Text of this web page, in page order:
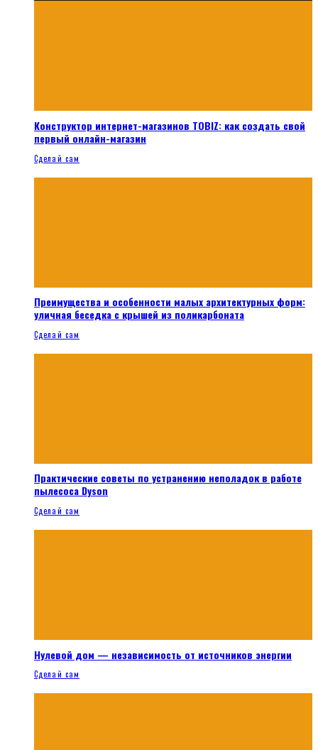
Конструктор интернет-магазинов TOBIZ: как создать свой
первый онлайн-магазин
Сделай сам
Преимущества и особенности малых архитектурных форм:
уличная беседка с крышей из поликарбоната
Сделай сам
Практические советы по устранению неполадок в работе
пылесоса Dyson
Сделай сам
Нулевой дом — независимость от источников энергии
Сделай сам